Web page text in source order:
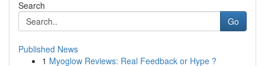
Search
Go
Published News
1 Myoglow Reviews: Real Feedback or Hype ?